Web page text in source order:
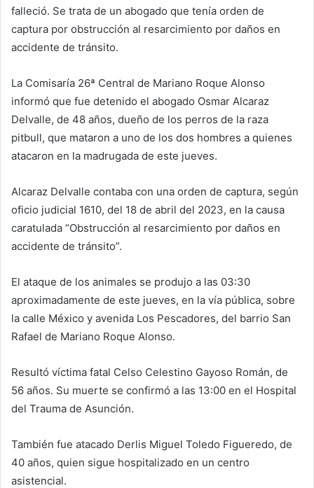
falleció. Se trata de un abogado que tenía orden de
captura por obstrucción al resarcimiento por daños en
accidente de tránsito.
La Comisaría 26ª Central de Mariano Roque Alonso
informó que fue detenido el abogado Osmar Alcaraz
Delvalle, de 48 años, dueño de los perros de la raza
pitbull, que mataron a uno de los dos hombres a quienes
atacaron en la madrugada de este jueves.
Alcaraz Delvalle contaba con una orden de captura, según
oficio judicial 1610, del 18 de abril del 2023, en la causa
caratulada “Obstrucción al resarcimiento por daños en
accidente de tránsito”.
El ataque de los animales se produjo a las 03:30
aproximadamente de este jueves, en la vía pública, sobre
la calle México y avenida Los Pescadores, del barrio San
Rafael de Mariano Roque Alonso.
Resultó víctima fatal Celso Celestino Gayoso Román, de
56 años. Su muerte se confirmó a las 13:00 en el Hospital
del Trauma de Asunción.
También fue atacado Derlis Miguel Toledo Figueredo, de
40 años, quien sigue hospitalizado en un centro
asistencial.